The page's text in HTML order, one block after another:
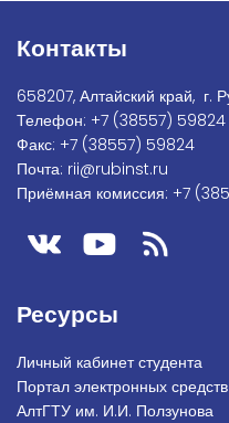
Контакты
658207, Алтайский край, г.
Телефон: +7 (38557) 59824
Факс: +7 (38557) 59824
Почта: rii@rubinst.ru
Приёмная комиссия: +7
Ресурсы
Личный кабинет студента
Портал электронных
АлтГТУ им. И.И. Ползунова